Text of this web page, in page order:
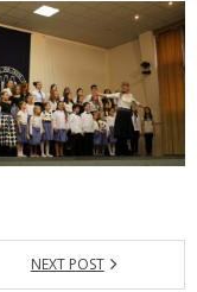
NEXT POST